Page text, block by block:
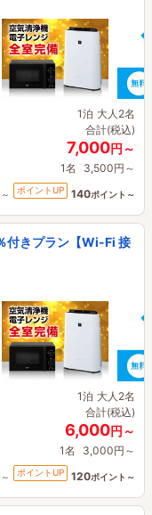
1泊 大人2名
合計(税込)
7,000円～
1名 3,500円～
ポイントUP 140ポイント～
付きプラン【Wi-Fi 接
1泊 大人2名
合計(税込)
6,000円～
1名 3,000円～
ポイントUP 120ポイント～